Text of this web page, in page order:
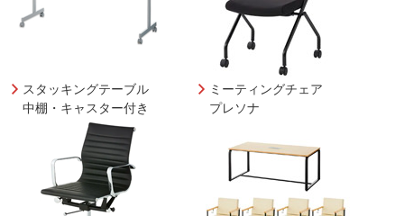
スタッキングテーブル
中棚・キャスター付き
ミーティングチェア
プレソナ